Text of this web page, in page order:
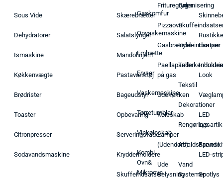
Sous Vide
Dehydratorer
Ismaskine
Køkkenvægte
Brødrister
Toaster
Citronpresser
Sodavandsmaskine
Skærebrætter
Salatslynger
Mandolinjern
Pastaværktøj
Bageudstyr
Opbevaring
Serveringsfade
Krydderiholdere
Skuffeindsatser
Gaskomfur
Opvaskemaskine
Emhætte
Fryser
Vaskemaskine
Tørretumbler
Vinkøleskab
Kombi
Ovn&
Mikroovn
Frituregryder
Pizzaovn
Gasbrænder
Paellapande
på gas
Udekøkken
Køleskab
Lamper
(Udendørs)
Ude
Belysning
Organisering
Hyldeindsatser
Tekstil
Dekorationer
Affaldsspande
Vand
Systemer
Rustikke
Lamper
Look
LED
Lys
LED-
Spotlys